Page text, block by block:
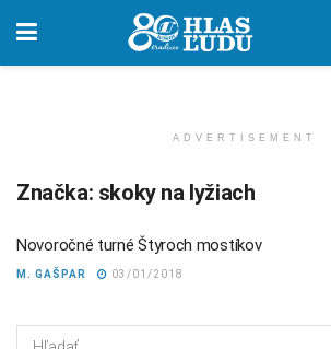
ADVERTISEMENT
Značka: skoky na lyžiach
Novoročné turné Štyroch mostíkov
M. GAŠPAR 03/01/2018